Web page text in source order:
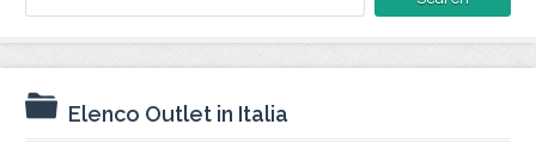
for:
Elenco Outlet in Italia